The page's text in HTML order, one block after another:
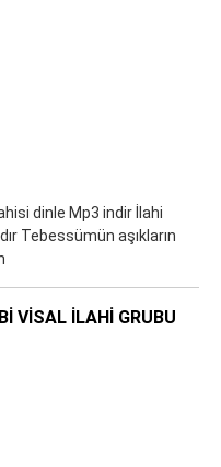
dinle Mp3 indir İlahi
Tebessümün aşıkların
VISAL İLAHI GRUBU